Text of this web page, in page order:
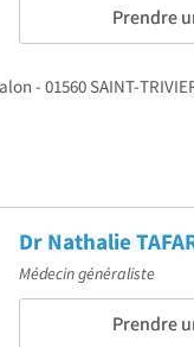
Prendre
01560 SAINT-
Dr Nathalie
Médecin généraliste
Prendre